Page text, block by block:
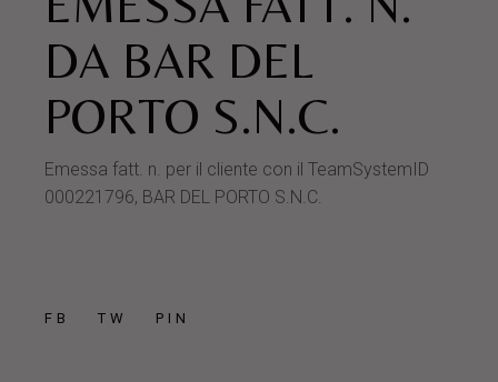
DA BAR DEL
PORTO S.N.C.
Emessa fatt. n. per il cliente con il TeamSystemID
000221796, BAR DEL PORTO S.N.C.
FB TW PIN